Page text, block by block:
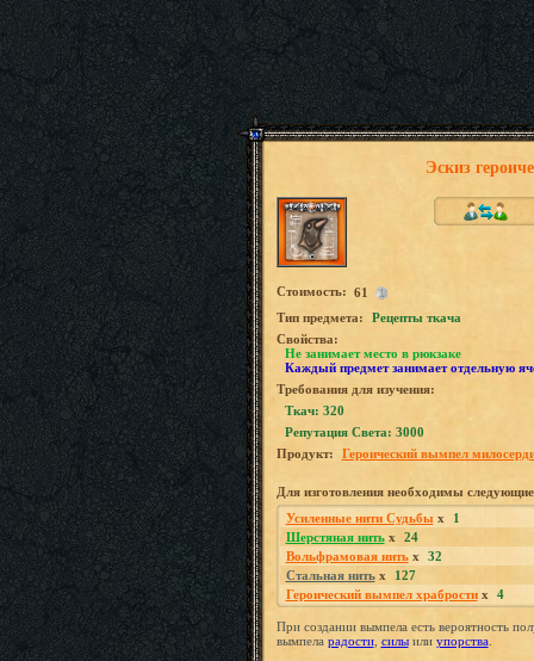
Эскиз
Стоимость: 61
Tип предмета:
Рецепты ткача
Свойства:
Не занимает место в рюкзаке
Каждый предмет занимает отдельную
Требования для изучения:
Ткач: 320
Репутация Света: 3000
Продукт:
Героический вымпел
Для изготовления необходимы
Усиленные нити Судьбы x
1
Шерстяная нитьx
24
Вольфрамовая нитьx
32
Стальная нитьx
127
Героический вымпел храбростиx 4
При создании вымпела есть вероятность
вымпела радости, силыили упорства.